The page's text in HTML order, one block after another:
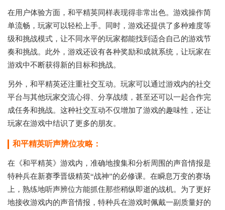
在用户体验方面，和平精英同样表现得非常出色。游戏操作简
单流畅，玩家可以轻松上手。同时，游戏还提供了多种难度等
级和挑战模式，让不同水平的玩家都能找到适合自己的游戏节
奏和挑战。此外，游戏还设有各种奖励和成就系统，让玩家在
游戏中不断获得新的目标和挑战。
另外，和平精英还注重社交互动。玩家可以通过游戏内的社交
平台与其他玩家交流心得、分享战绩，甚至还可以一起合作完
成任务和挑战。这种社交互动不仅增加了游戏的趣味性，还让
玩家在游戏中结识了更多的朋友。
和平精英听声辨位攻略：
在《和平精英》游戏内，准确地搜集和分析周围的声音情报是
特种兵在新赛季晋级精英“战神”的必修课。在瞬息万变的赛场
上，熟练地听声辨位方能抓住那些稍纵即逝的战机。为了更好
地接收游戏内的声音情报，特种兵在游戏时佩戴一副质量好的